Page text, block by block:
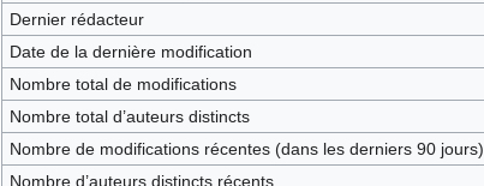
Dernier rédacteur
Date de la dernière modification
Nombre total de modifications
Nombre total d’auteurs distincts
Nombre de modifications récentes (dans les derniers 90 jours)
Nombre d’auteurs distincts récents